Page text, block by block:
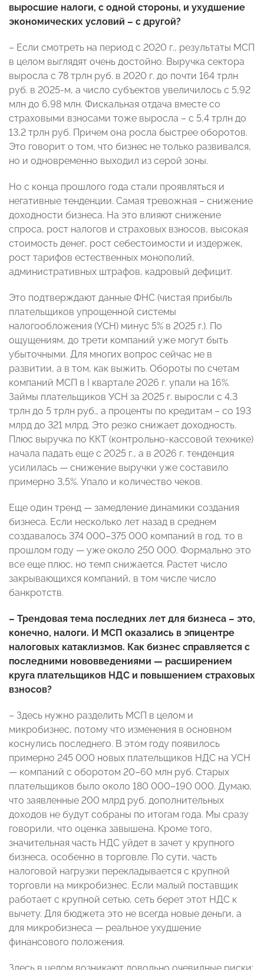
выросшие налоги, с одной стороны, и ухудшение
экономических условий – с другой?
– Если смотреть на период с 2020 г., результаты МСП
в целом выглядят очень достойно. Выручка сектора
выросла с 78 трлн руб. в 2020 г. до почти 164 трлн
руб. в 2025-м, а число субъектов увеличилось с 5,92
млн до 6,98 млн. Фискальная отдача вместе со
страховыми взносами тоже выросла – с 5,4 трлн до
13,2 трлн руб. Причем она росла быстрее оборотов.
Это говорит о том, что бизнес не только развивался,
но и одновременно выходил из серой зоны.
Но с конца прошлого года стали проявляться и
негативные тенденции. Самая тревожная – снижение
доходности бизнеса. На это влияют снижение
спроса, рост налогов и страховых взносов, высокая
стоимость денег, рост себестоимости и издержек,
рост тарифов естественных монополий,
административных штрафов, кадровый дефицит.
Это подтверждают данные ФНС (чистая прибыль
плательщиков упрощенной системы
налогообложения (УСН) минус 5% в 2025 г.). По
ощущениям, до трети компаний уже могут быть
убыточными. Для многих вопрос сейчас не в
развитии, а в том, как выжить. Обороты по счетам
компаний МСП в I квартале 2026 г. упали на 16%.
Займы плательщиков УСН за 2025 г. выросли с 4,3
трлн до 5 трлн руб., а проценты по кредитам – со 193
млрд до 321 млрд. Это резко снижает доходность.
Плюс выручка по ККТ (контрольно-кассовой технике)
начала падать еще с 2025 г., а в 2026 г. тенденция
усилилась — снижение выручки уже составило
примерно 3,5%. Упало и количество чеков.
Еще один тренд — замедление динамики создания
бизнеса. Если несколько лет назад в среднем
создавалось 374 000–375 000 компаний в год, то в
прошлом году — уже около 250 000. Формально это
все еще плюс, но темп снижается. Растет число
закрывающихся компаний, в том числе число
банкротств.
– Трендовая тема последних лет для бизнеса – это,
конечно, налоги. И МСП оказались в эпицентре
налоговых катаклизмов. Как бизнес справляется с
последними нововведениями — расширением
круга плательщиков НДС и повышением страховых
взносов?
– Здесь нужно разделить МСП в целом и
микробизнес, потому что изменения в основном
коснулись последнего. В этом году появилось
примерно 245 000 новых плательщиков НДС на УСН
— компаний с оборотом 20–60 млн руб. Старых
плательщиков было около 180 000–190 000. Думаю,
что заявленные 200 млрд руб. дополнительных
доходов не будут собраны по итогам года. Мы сразу
говорили, что оценка завышена. Кроме того,
значительная часть НДС уйдет в зачет у крупного
бизнеса, особенно в торговле. По сути, часть
налоговой нагрузки перекладывается с крупной
торговли на микробизнес. Если малый поставщик
работает с крупной сетью, сеть берет этот НДС к
вычету. Для бюджета это не всегда новые деньги, а
для микробизнеса — реальное ухудшение
финансового положения.